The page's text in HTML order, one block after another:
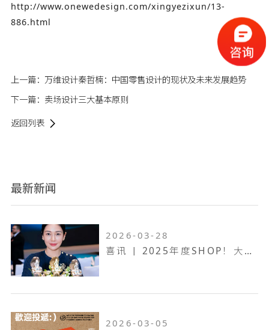
http://www.onewedesign.com/xingyezixun/13-
886.html
上一篇： 万维设计秦哲楠：中国零售设计的现状及未来发展趋势
下一篇： 卖场设计三大基本原则
返回列表
最新新闻
2026-03-28
喜讯 | 2025年度SHOP！大奖赛，万维设计斩获一金两银！
2026-03-05